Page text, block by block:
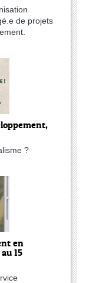
de projets
?
en
15